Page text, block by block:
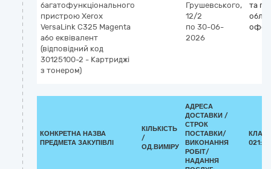
багатофункціонального
пристрою Xerox
VersaLink C325 Magenta
або еквівалент
(відповідний код
30125100-2 - Картриджі
з тонером)
Грушевського,
12/2
по 30-06-
2026
та
КОНКРЕТНА НАЗВА
ПРЕДМЕТА ЗАКУПІВЛІ
КІЛЬКІСТЬ
/
ОД.ВИМІРУ
АДРЕСА
ДОСТАВКИ /
СТРОК
ПОСТАВКИ/
ВИКОНАННЯ
РОБІТ/
НАДАННЯ